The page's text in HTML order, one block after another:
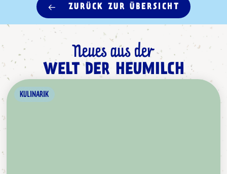
ZURÜCK ZUR ÜBERSICHT
Neues aus der
WELT DER HEUMILCH
KULINARIK